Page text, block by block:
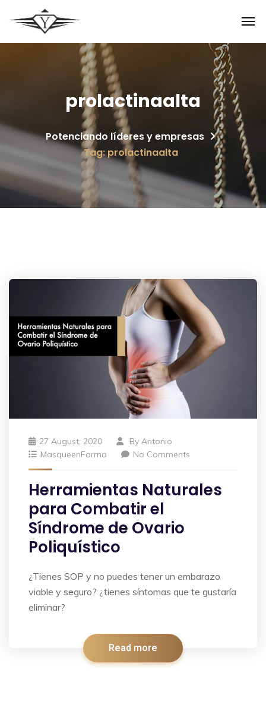
prolactinaalta
Potenciando líderes y empresas
Tag: prolactinaalta
27 August, 2020 By Antonio
MasqueenForma
No Comments
Herramientas Naturales
para Combatir el
Síndrome de Ovario
Poliquístico
¿Tienes SOP y no puedes tener un embarazo
viable y seguro? ¿tienes síntomas que te gustaría
eliminar?
Read more